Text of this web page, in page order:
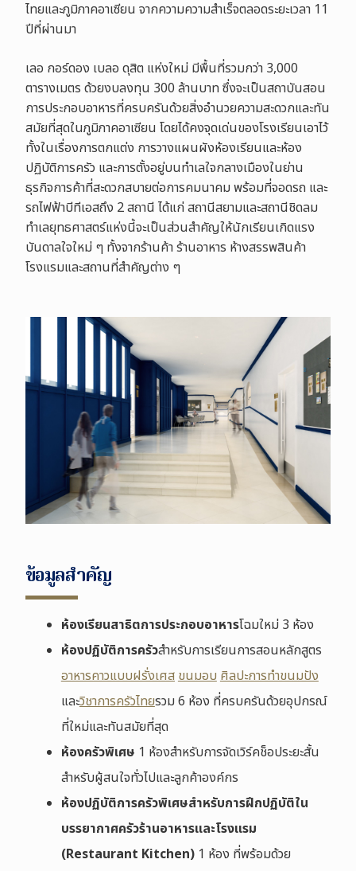
ไทยและภูมิภาคอาเซียน จากความความสำเร็จตลอดระยะเวลา 11
ปีที่ผ่านมา
เลอ กอร์ดอง เบลอ ดุสิต แห่งใหม่ มีพื้นที่รวมกว่า 3,000
ตารางเมตร ด้วยงบลงทุน 300 ล้านบาท ซึ่งจะเป็นสถาบันสอน
การประกอบอาหารที่ครบครันด้วยสิ่งอำนวยความสะดวกและทัน
สมัยที่สุดในภูมิภาคอาเซียน โดยได้คงจุดเด่นของโรงเรียนเอาไว้
ทั้งในเรื่องการตกแต่ง การวางแผนผังห้องเรียนและห้อง
ปฏิบัติการครัว และการตั้งอยู่บนทำเลใจกลางเมืองในย่าน
ธุรกิจการค้าที่สะดวกสบายต่อการคมนาคม พร้อมที่จอดรถ และ
รถไฟฟ้าบีทีเอสถึง 2 สถานี ได้แก่ สถานีสยามและสถานีชิดลม
ทำเลยุทธศาสตร์แห่งนี้จะเป็นส่วนสำคัญให้นักเรียนเกิดแรง
บันดาลใจใหม่ ๆ ทั้งจากร้านค้า ร้านอาหาร ห้างสรรพสินค้า
โรงแรมและสถานที่สำคัญต่าง ๆ
ข้อมูลสำคัญ
ห้องเรียนสาธิตการประกอบอาหารโฉมใหม่ 3 ห้อง
ห้องปฏิบัติการครัวสำหรับการเรียนการสอนหลักสูตร
อาหารคาวแบบฝรั่งเศส ขนมอบ ศิลปะการทำขนมปัง
และวิชาการครัวไทยรวม 6 ห้อง ที่ครบครันด้วยอุปกรณ์
ที่ใหม่และทันสมัยที่สุด
ห้องครัวพิเศษ 1 ห้องสำหรับการจัดเวิร์คช็อประยะสั้น
สำหรับผู้สนใจทั่วไปและลูกค้าองค์กร
ห้องปฏิบัติการครัวพิเศษสำหรับการฝึกปฏิบัติใน
บรรยากาศครัวร้านอาหารและโรงแรม
(Restaurant Kitchen)1 ห้อง ที่พร้อมด้วย